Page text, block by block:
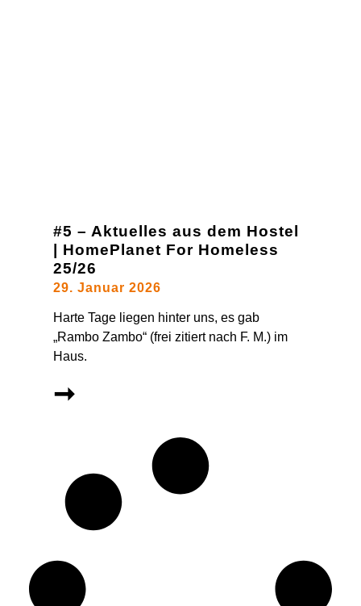
#5 – Aktuelles aus dem Hostel
| HomePlanet For Homeless
25/26
29. Januar 2026
Harte Tage liegen hinter uns, es gab
„Rambo Zambo“ (frei zitiert nach F. M.) im
Haus.
➞